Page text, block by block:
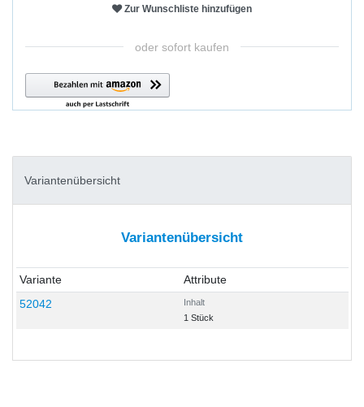
Zur Wunschliste hinzufügen
oder sofort kaufen
Variantenübersicht
Variantenübersicht
Variante
Attribute
52042
Inhalt
1 Stück